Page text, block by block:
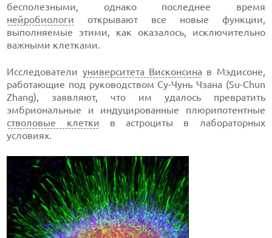
бесполезными, однако последнее время
нейробиологи открывают все новые функции,
выполняемые этими, как оказалось, исключительно
важными клетками.
Исследователи университета Висконсина в Мэдисоне,
работающие под руководством Су-Чунь Чзана (Su-Chun
Zhang), заявляют, что им удалось превратить
эмбриональные и индуцированные плюрипотентные
стволовые клетки в астроциты в лабораторных
условиях.